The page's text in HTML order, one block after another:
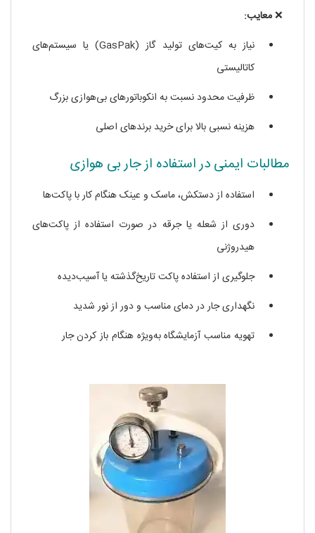
❌معایب:
نیاز به کیت‌های تولید گاز (GasPak) یا سیستم‌های
کاتالیستی
ظرفیت محدود نسبت به انکوباتورهای بی‌هوازی بزرگ
هزینه نسبی بالا برای خرید برندهای اصلی
مطالبات ایمنی در استفاده از جار بی‌ هوازی
استفاده از دستکش، ماسک و عینک هنگام کار با پاکت‌ها
دوری از شعله یا جرقه در صورت استفاده از پاکت‌های
هیدروژنی
جلوگیری از استفاده پاکت تاریخ‌گذشته یا آسیب‌دیده
نگهداری جار در دمای مناسب و دور از نور شدید
تهویه مناسب آزمایشگاه به‌ویژه هنگام باز کردن جار